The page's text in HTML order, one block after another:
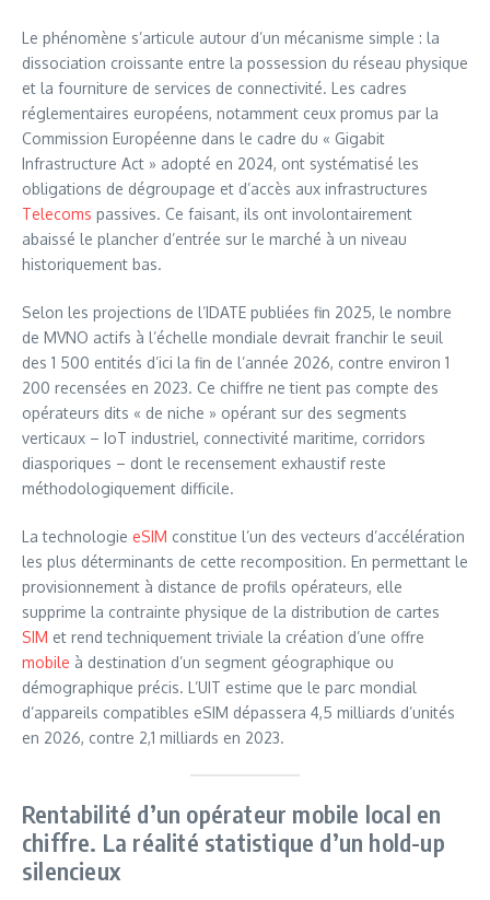
Le phénomène s’articule autour d’un mécanisme simple : la
dissociation croissante entre la possession du réseau physique
et la fourniture de services de connectivité. Les cadres
réglementaires européens, notamment ceux promus par la
Commission Européenne dans le cadre du « Gigabit
Infrastructure Act » adopté en 2024, ont systématisé les
obligations de dégroupage et d’accès aux infrastructures
Telecoms passives. Ce faisant, ils ont involontairement
abaissé le plancher d’entrée sur le marché à un niveau
historiquement bas.
Selon les projections de l’IDATE publiées fin 2025, le nombre
de MVNO actifs à l’échelle mondiale devrait franchir le seuil
des 1 500 entités d’ici la fin de l’année 2026, contre environ 1
200 recensées en 2023. Ce chiffre ne tient pas compte des
opérateurs dits « de niche » opérant sur des segments
verticaux – IoT industriel, connectivité maritime, corridors
diasporiques – dont le recensement exhaustif reste
méthodologiquement difficile.
La technologie eSIM constitue l’un des vecteurs d’accélération
les plus déterminants de cette recomposition. En permettant le
provisionnement à distance de profils opérateurs, elle
supprime la contrainte physique de la distribution de cartes
SIM et rend techniquement triviale la création d’une offre
mobile à destination d’un segment géographique ou
démographique précis. L’UIT estime que le parc mondial
d’appareils compatibles eSIM dépassera 4,5 milliards d’unités
en 2026, contre 2,1 milliards en 2023.
Rentabilité d’un opérateur mobile local en
chiffre. La réalité statistique d’un hold-up
silencieux